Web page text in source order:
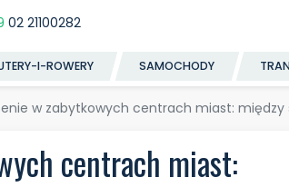
02 21100282
I-ROWERY SAMOCHODY
w zabytkowych centrach miast:
centrach miast: